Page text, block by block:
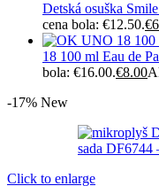
Detská osuška
cena bola: €12.50.€
18 100 ml Eau de
bola: €16.00.€8.00
-17% New
Click to enlarge